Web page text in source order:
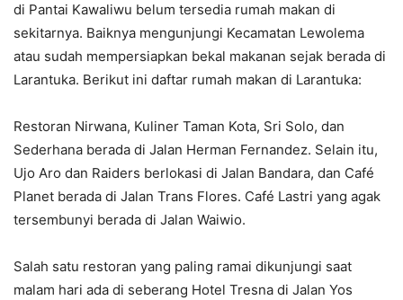
di Pantai Kawaliwu belum tersedia rumah makan di
sekitarnya. Baiknya mengunjungi Kecamatan Lewolema
atau sudah mempersiapkan bekal makanan sejak berada di
Larantuka. Berikut ini daftar rumah makan di Larantuka:
Restoran Nirwana, Kuliner Taman Kota, Sri Solo, dan
Sederhana berada di Jalan Herman Fernandez. Selain itu,
Ujo Aro dan Raiders berlokasi di Jalan Bandara, dan Café
Planet berada di Jalan Trans Flores. Café Lastri yang agak
tersembunyi berada di Jalan Waiwio.
Salah satu restoran yang paling ramai dikunjungi saat
malam hari ada di seberang Hotel Tresna di Jalan Yos